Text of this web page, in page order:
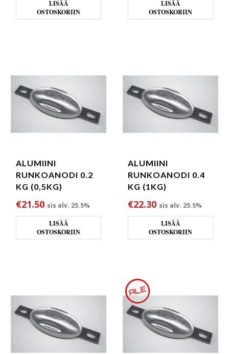
LISÄÄ
OSTOSKORIIN
LISÄÄ
OSTOSKORIIN
ALUMIINI
RUNKOANODI 0.2
KG (0,5KG)
€21.50 sis alv. 25.5%
LISÄÄ
OSTOSKORIIN
ALUMIINI
RUNKOANODI 0.4
KG (1KG)
€22.30 sis alv. 25.5%
LISÄÄ
OSTOSKORIIN